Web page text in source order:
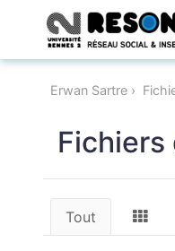
Erwan Sartre
Fichiers
Tout